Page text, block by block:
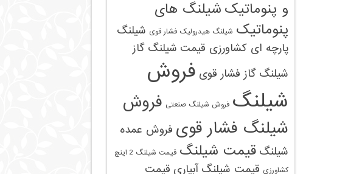
و پنوماتیک شیلنگ های
پنوماتیک شیلنگ هیدرولیک فشار قوی شیلنگ
پارچه ای کشاورزی قیمت شیلنگ گاز
شیلنگ گاز فشار قوی فروش
شیلنگ فروش شیلنگ صنعتی فروش
شیلنگ فشار قوی فروش عمده
شیلنگ قیمت شیلنگ
قیمت شیلنگ 2 اینچ
کشاورزی قیمت شیلنگ آبیاری قیمت